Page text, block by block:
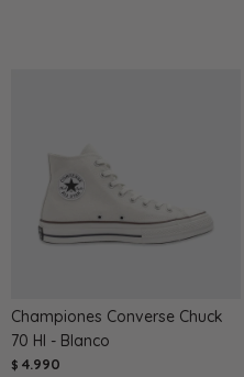
Championes Converse Chuck
70 HI - Blanco
$ 4.990